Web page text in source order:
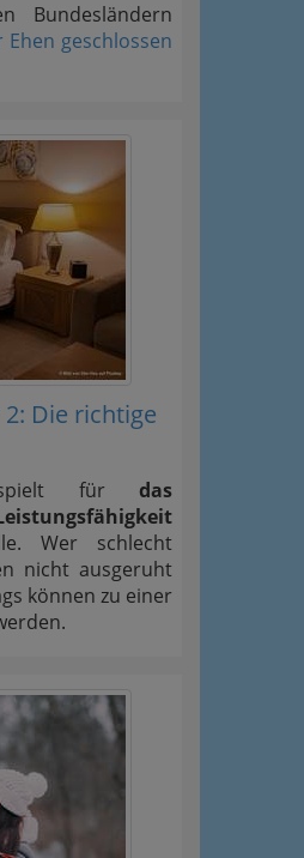
Bundesländern
Ehen geschlossen
Die richtige
für das
Wer schlecht
nicht ausgeruht
können zu einer